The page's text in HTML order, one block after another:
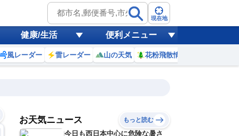
現在地
健康/生活 便利メニュー
風レーダー 雷レーダー 山の天気 花粉飛散情報
17
19
20
お天気ニュース もっと読む
今日も西日本中心に危険な暑さ